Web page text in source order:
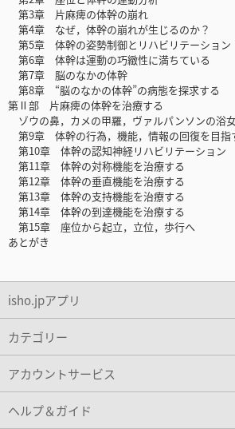
第3章 片麻痺の体幹の崩れ
第4章 なぜ，体幹の崩れが生じるのか？
第5章 体幹の姿勢制御とリハビリテーション
第6章 体幹は運動の巧緻性に満ちている
第7章 脳のなかの体幹
第8章 “脳のなかの体幹”の病態を探求する
第Ⅱ部 片麻痺の体幹を治療する
ゾウの鼻，カメの甲羅，ヴァルパンソンの浴
第9章 体幹の行為，機能，情報の回復を目指
第10章 体幹の認知神経リハビリテーション
第11章 体幹の対称機能を治療する
第12章 体幹の垂直機能を治療する
第13章 体幹の支持機能を治療する
第14章 体幹の到達機能を治療する
第15章 座位から起立，立位，歩行へ
あとがき
isho.jpアプリ
カテゴリー
アカウントサービス
ヘルプ＆ガイド